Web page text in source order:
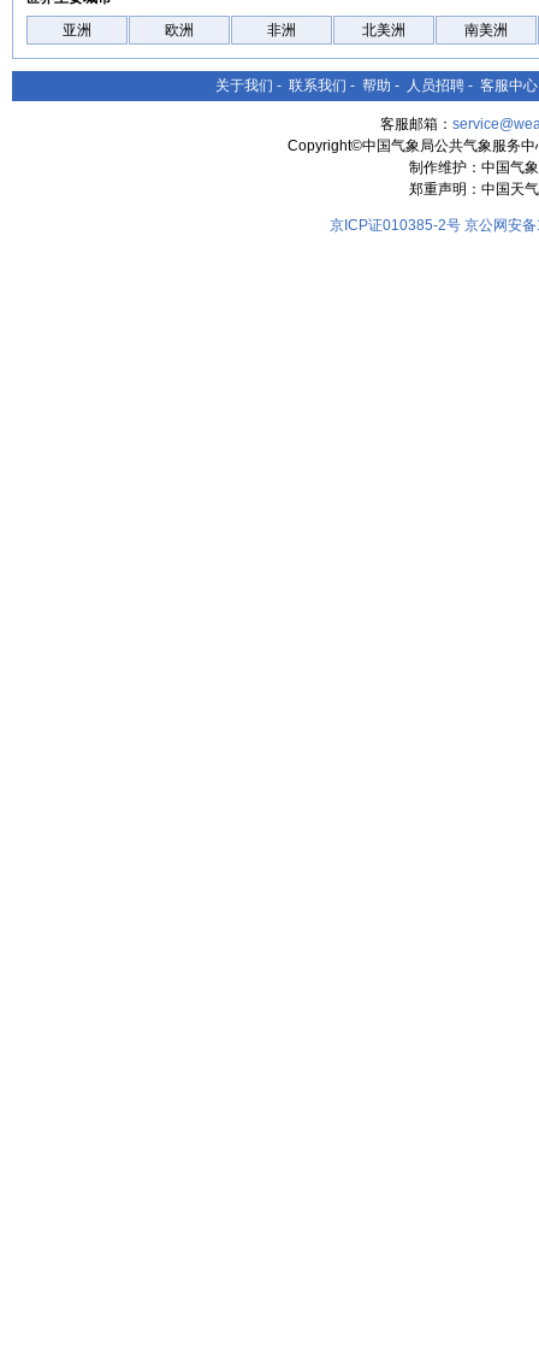
亚洲
欧洲 非洲 北美洲 南美洲
关于我们 - 联系我们 - 帮助 - 人员招聘 - 客服中心
客服邮箱：
Copyright©中国气象局公共气象服务
制作维护：中国气
郑重声明：中国天
京ICP证010385-2号 京公网安